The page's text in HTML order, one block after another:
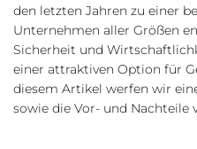
den letzten Jahren zu einer
Unternehmen aller Größen
Sicherheit und
einer attraktiven Option für
diesem Artikel werfen wir
sowie die Vor- und Nachteile